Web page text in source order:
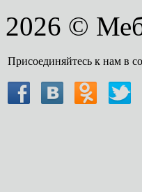
2026 ©
Присоединяйтесь к нам в